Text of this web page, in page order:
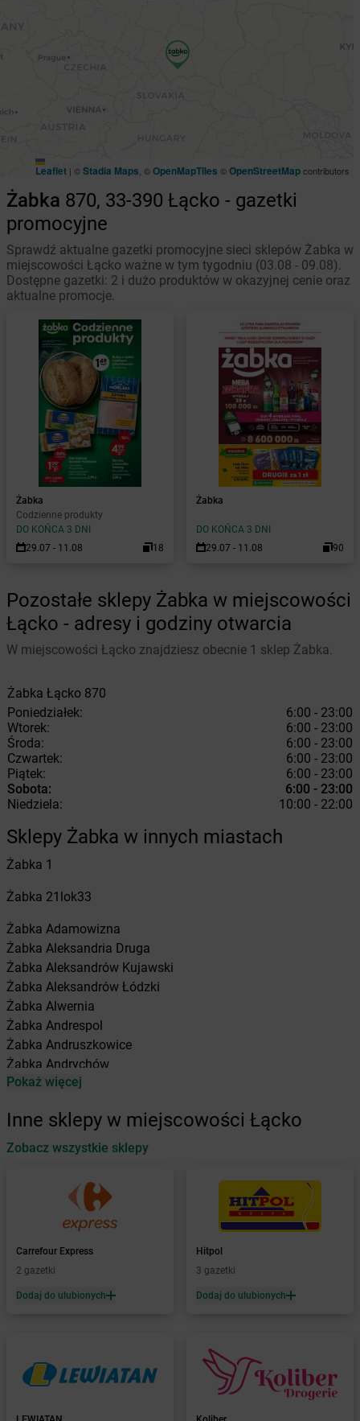
Leaflet | ©Stadia Maps , ©OpenMapTiles ©OpenStreetMapcontributors
Żabka 870, 33-390 Łącko - gazetki
promocyjne
Sprawdź aktualne gazetki promocyjne sieci sklepów Żabka w
miejscowości Łącko ważne w tym tygodniu (03.08 - 09.08).
Dostępne gazetki: 2 i dużo produktów w okazyjnej cenie oraz
aktualne promocje.
Żabka
Codzienne produkty
DO KOŃCA 3 DNI
29.07 - 11.08
18
Żabka
DO KOŃCA 3 DNI
29.07 - 11.08
90
Pozostałe sklepy Żabka w miejscowości
Łącko - adresy i godziny otwarcia
W miejscowości Łącko znajdziesz obecnie 1 sklep Żabka.
Żabka Łącko 870
Poniedziałek:
6:00 - 23:00
Wtorek:
6:00 - 23:00
Środa:
6:00 - 23:00
Czwartek:
6:00 - 23:00
Piątek:
6:00 - 23:00
Sobota:
6:00 - 23:00
Niedziela:
10:00 - 22:00
Sklepy Żabka w innych miastach
Żabka 1
Żabka 21lok33
Żabka Adamowizna
Żabka Aleksandria Druga
Żabka Aleksandrów Kujawski
Żabka Aleksandrów Łódzki
Żabka Alwernia
Żabka Andrespol
Żabka Andruszkowice
Żabka Andrychów
Żabka Antonie
Żabka Automat
Żabka Babica
Babimost
Baborów
Baboszewo
Żabka Bachowice
Żabka Bądkowo
Żabka Bąków
Żabka Baranowo
Żabka Barcin
Pokaż więcej
Inne sklepy w miejscowości Łącko
Zobacz wszystkie sklepy
Carrefour Express
2 gazetki
Dodaj do ulubionych
Hitpol
3 gazetki
Dodaj do ulubionych